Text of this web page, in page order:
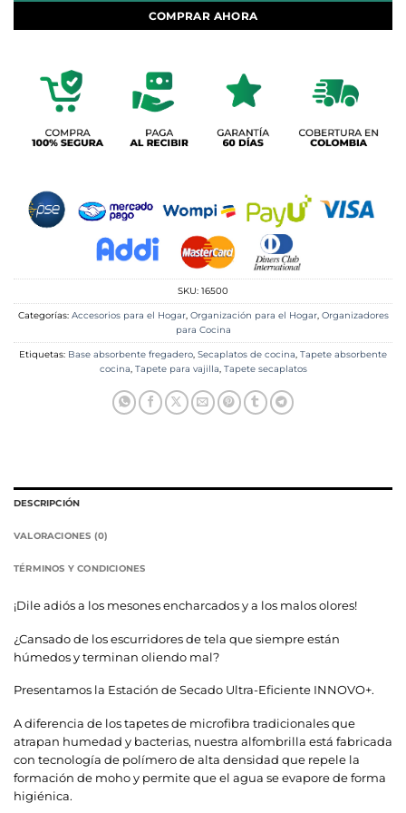
COMPRAR AHORA
SKU: 16500
Categorías: Accesorios para el Hogar, Organización para el Hogar, Organizadores
para Cocina
Etiquetas: Base absorbente fregadero, Secaplatos de cocina, Tapete absorbente
cocina, Tapete para vajilla, Tapete secaplatos
DESCRIPCIÓN
VALORACIONES (0)
TÉRMINOS Y CONDICIONES
¡Dile adiós a los mesones encharcados y a los malos olores!
¿Cansado de los escurridores de tela que siempre están
húmedos y terminan oliendo mal?
Presentamos la Estación de Secado Ultra-Eficiente INNOVO+.
A diferencia de los tapetes de microfibra tradicionales que
atrapan humedad y bacterias, nuestra alfombrilla está fabricada
con tecnología de polímero de alta densidad que repele la
formación de moho y permite que el agua se evapore de forma
higiénica.